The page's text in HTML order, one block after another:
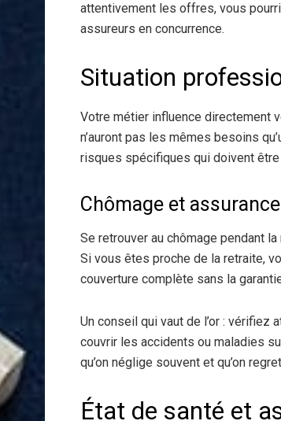
attentivement les offres, vous
assureurs en concurrence.
Situation
Votre métier influence directement
n’auront pas les mêmes besoins
risques spécifiques qui doivent
Chômage et
Se retrouver au chômage pendant
Si vous êtes proche de la retraite,
couverture complète sans la
Un conseil qui vaut de l’or :
couvrir les accidents ou maladies
qu’on néglige souvent et qu’on
État de santé et